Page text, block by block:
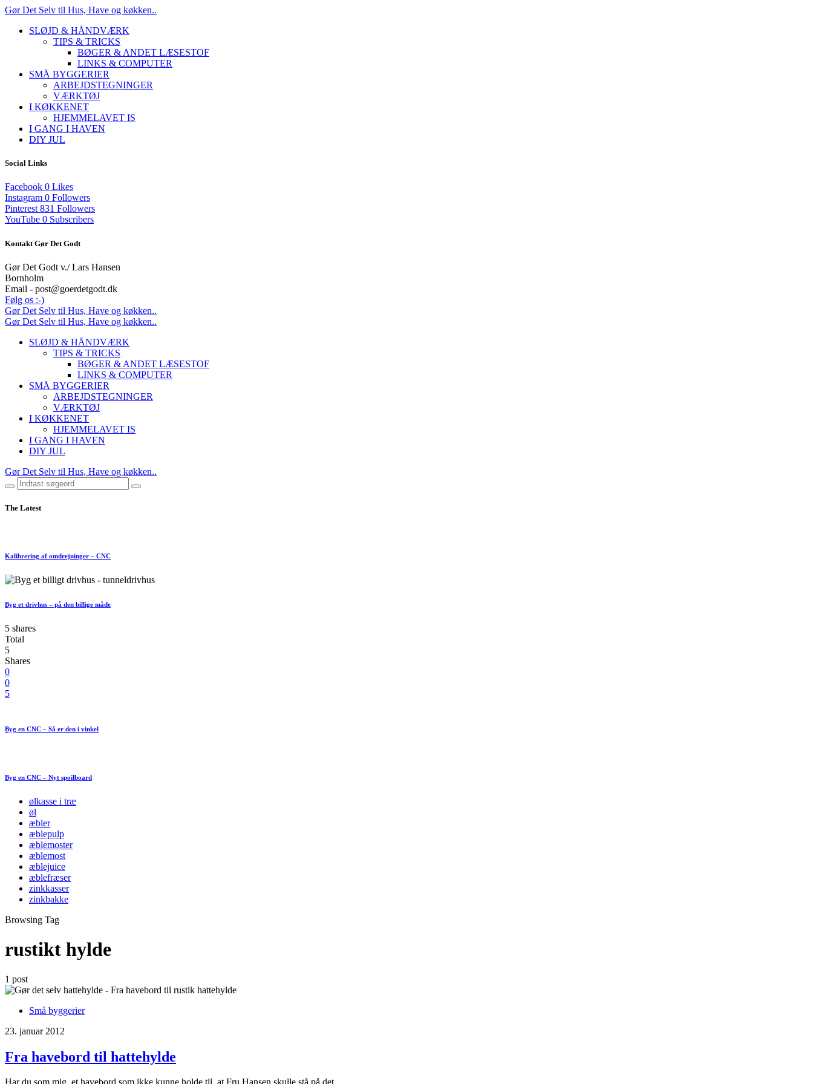
Gør Det Selv til Hus, Have og køkken..
SLØJD & HÅNDVÆRK
TIPS & TRICKS
BØGER & ANDET LÆSESTOF
LINKS & COMPUTER
SMÅ BYGGERIER
ARBEJDSTEGNINGER
VÆRKTØJ
I KØKKENET
HJEMMELAVET IS
I GANG I HAVEN
DIY JUL
Social Links
Facebook 0 Likes
Instagram 0 Followers
Pinterest 831 Followers
YouTube 0 Subscribers
Kontakt Gør Det Godt
Gør Det Godt v./ Lars Hansen
Bornholm
Email - post@goerdetgodt.dk
Følg os :-)
Gør Det Selv til Hus, Have og køkken..
Gør Det Selv til Hus, Have og køkken..
SLØJD & HÅNDVÆRK
TIPS & TRICKS
BØGER & ANDET LÆSESTOF
LINKS & COMPUTER
SMÅ BYGGERIER
ARBEJDSTEGNINGER
VÆRKTØJ
I KØKKENET
HJEMMELAVET IS
I GANG I HAVEN
DIY JUL
Gør Det Selv til Hus, Have og køkken..
The Latest
Kalibrering af omdrejninger – CNC
Byg et drivhus – på den billige måde
5 shares
Total
5
Shares
0
0
5
Byg en CNC – Så er den i vinkel
Byg en CNC – Nyt spoilboard
ølkasse i træ
øl
æbler
æblepulp
æblemoster
æblemost
æblejuice
æblefræser
zinkkasser
zinkbakke
Browsing Tag
rustikt hylde
1 post
Små byggerier
23. januar 2012
Fra havebord til hattehylde